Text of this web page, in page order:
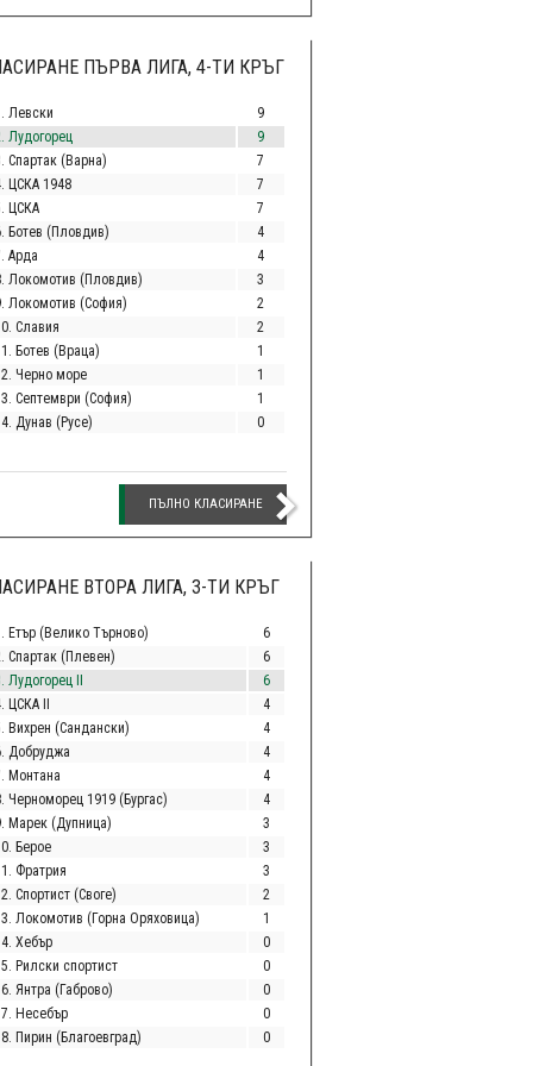
ПЪРВА ЛИГА, 4-ТИ КРЪГ
Левски
9
Лудогорец
9
Спартак (Варна)
7
ЦСКА 1948
7
ЦСКА
7
Ботев (Пловдив)
4
Арда
4
Локомотив (Пловдив)
3
Локомотив (София)
2
Славия
2
Ботев (Враца)
1
Черно море
1
Септември (София)
1
Дунав (Русе)
0
ПЪЛНО КЛАСИРАНЕ
ВТОРА ЛИГА, 3-ТИ КРЪГ
Етър (Велико Търново)
6
Спартак (Плевен)
6
Лудогорец II
6
ЦСКА II
4
Вихрен (Сандански)
4
Добруджа
4
Монтана
4
Черноморец 1919 (Бургас)
4
Марек (Дупница)
3
Берое
3
Фратрия
3
Спортист (Своге)
2
Локомотив (Горна Оряховица)
1
Хебър
0
Рилски спортист
0
Янтра (Габрово)
0
Несебър
0
Пирин (Благоевград)
0